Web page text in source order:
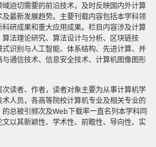
域迫切需要的前沿技术，及时反映国内外计算
最新发展趋势。主要刊载内容包括本学科领
研成果和重大应用成果。栏目内容涉及计算
法理论研究、算法设计与分析、区块链技
识别与人工智能、体系结构、先进计算、并
通信技术、信息安全技术、计算机图像图形
次读者、作者，读者对象主要为从事计算机学
人员，各高等院校计算机专业及相关专业的
总被引频次及Web下载率一直名列本学科同
以其新颖性、学术性、前瞻性、导向性、实